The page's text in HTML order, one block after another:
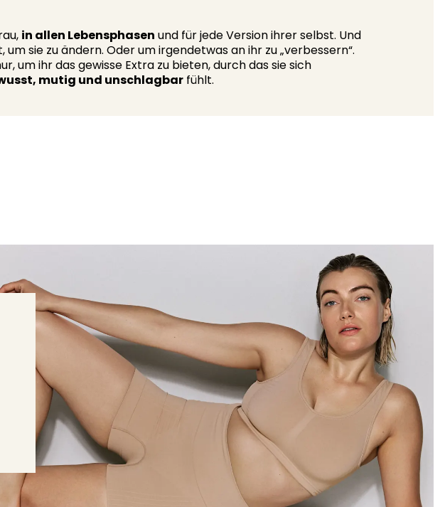
in allen Lebensphasen und für jede Version ihrer selbst. Und
um sie zu ändern. Oder um irgendetwas an ihr zu „verbessern“.
um ihr das gewisse Extra zu bieten, durch das sie sich
mutig und unschlagbar fühlt.​